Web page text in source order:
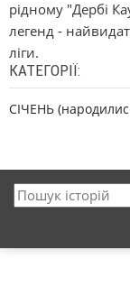
рідному "Дербі
легенд -
ліги.
КАТЕГОРІЇ:
СІЧЕНЬ